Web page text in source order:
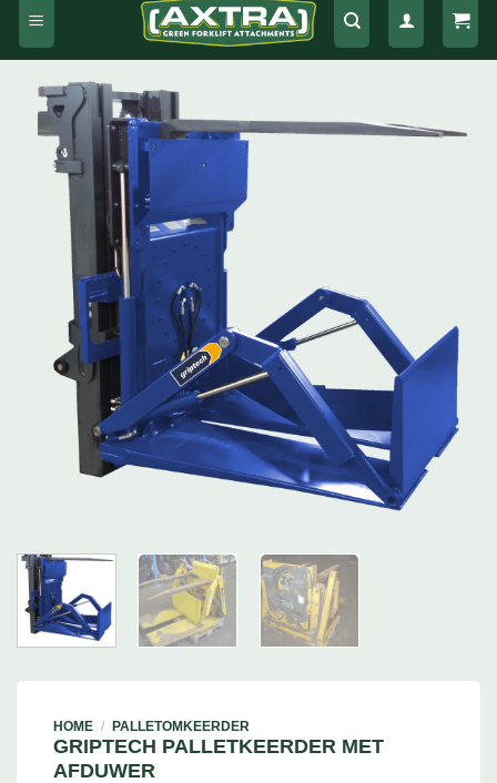
HOME / PALLETOMKEERDER
GRIPTECH PALLETKEERDER MET
AFDUWER